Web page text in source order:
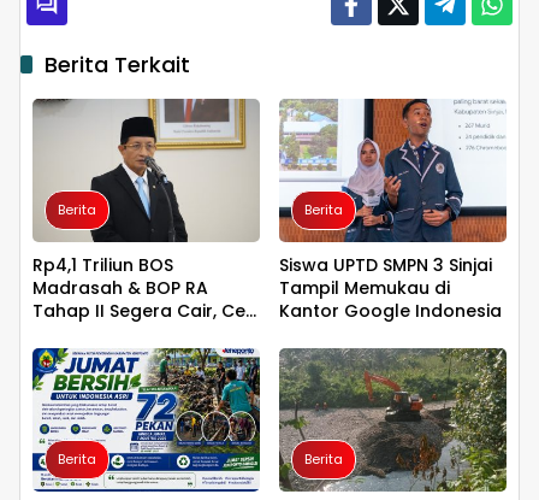
Berita Terkait
Berita
Rp4,1 Triliun BOS
Madrasah & BOP RA
Tahap II Segera Cair, Cek
Berita
Siswa UPTD SMPN 3 Sinjai
Tampil Memukau di
Kantor Google Indonesia
Berita Berita